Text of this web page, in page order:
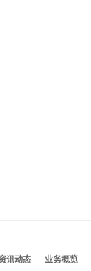
讯动态 业务概览